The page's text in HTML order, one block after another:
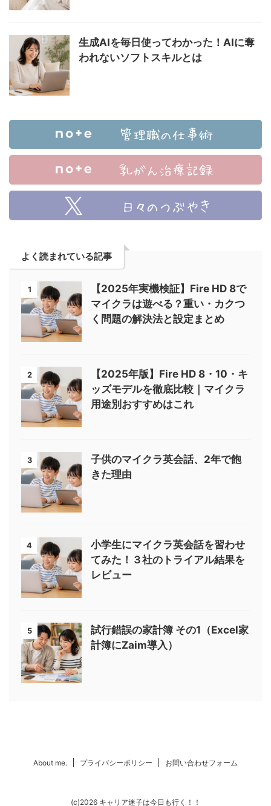
生成AIを毎日使ってわかった！AIに奪
われないソフトスキルとは
よく読まれている記事
1
【2025年実機検証】Fire HD 8で
マイクラは遊べる？重い・カクつ
く問題の解決法と設定まとめ
2
【2025年版】Fire HD 8・10・キ
ッズモデルを徹底比較｜マイクラ
用途別おすすめはこれ
3
子供のマイクラ英会話、2年で飽
きた理由
4
小学生にマイクラ英会話を習わせ
てみた！３社のトライアル結果を
レビュー
5
試行錯誤の家計簿 その1（Excel家
計簿にZaim導入）
About me. プライバシーポリシー お問い合わせフォーム